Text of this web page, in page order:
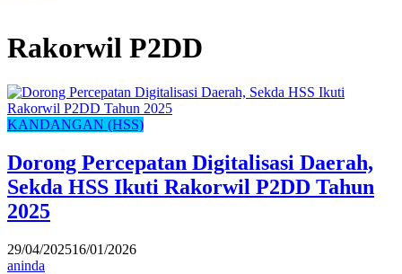
Rakorwil P2DD
KANDANGAN (HSS)
Dorong Percepatan Digitalisasi Daerah,
Sekda HSS Ikuti Rakorwil P2DD Tahun
2025
29/04/202516/01/2026
aninda